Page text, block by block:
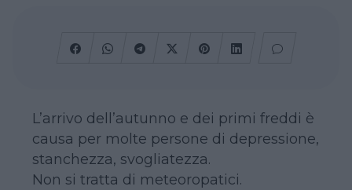
L’arrivo dell’autunno e dei primi freddi è
causa per molte persone di depressione,
stanchezza, svogliatezza.
Non si tratta di meteoropatici.